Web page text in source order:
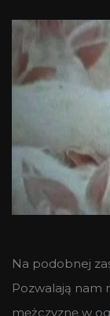
Na podobnej
Pozwalają nam
mężczyznę w